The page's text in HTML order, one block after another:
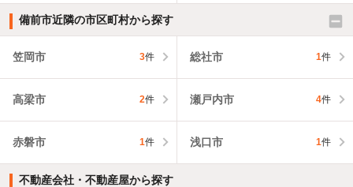
備前市近隣の市区町村から探す
笠岡市 3件 総社市 1件
高梁市 2件 瀬戸内市 4件
赤磐市 1件 浅口市 1件
不動産会社・不動産屋から探す